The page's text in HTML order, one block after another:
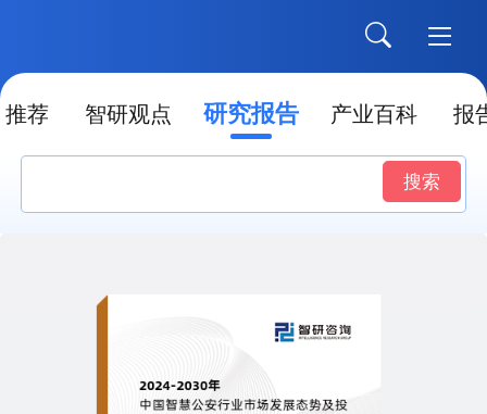
推荐 智研观点 研究报告 产业百科 报
搜索